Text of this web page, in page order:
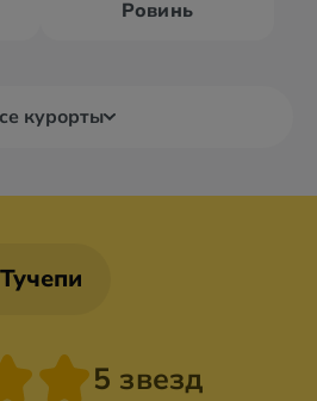
Ровинь
курорты
Брела
5 звезд